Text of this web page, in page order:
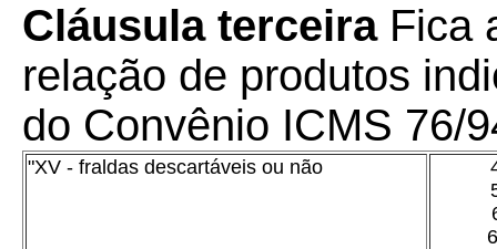
Cláusula terceira Fica
relação de produtos
do Convênio ICMS 76/
"XV - fraldas descartáveis ou não